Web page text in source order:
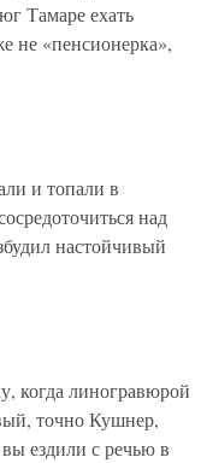
Тамаре ехать
не «пенсионерка»,
и топали в
над
настойчивый
когда линогравюрой
точно Кушнер,
ездили с речью в